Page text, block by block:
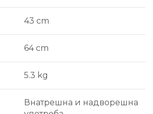
43 cm
64 cm
5.3 kg
Внатрешна и надворешна